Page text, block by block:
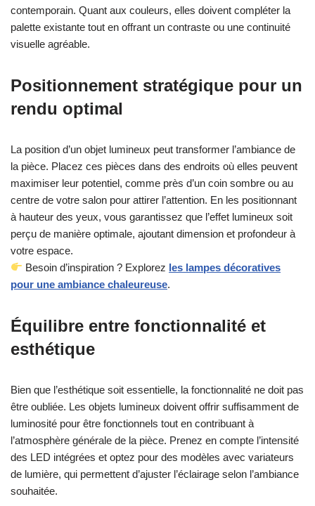
contemporain. Quant aux couleurs, elles doivent compléter la
palette existante tout en offrant un contraste ou une continuité
visuelle agréable.
Positionnement stratégique pour un
rendu optimal
La position d’un objet lumineux peut transformer l’ambiance de
la pièce. Placez ces pièces dans des endroits où elles peuvent
maximiser leur potentiel, comme près d’un coin sombre ou au
centre de votre salon pour attirer l’attention. En les positionnant
à hauteur des yeux, vous garantissez que l’effet lumineux soit
perçu de manière optimale, ajoutant dimension et profondeur à
votre espace.
Besoin d’inspiration ? Explorez les lampes décoratives
pour une ambiance chaleureuse.
Équilibre entre fonctionnalité et
esthétique
Bien que l’esthétique soit essentielle, la fonctionnalité ne doit pas
être oubliée. Les objets lumineux doivent offrir suffisamment de
luminosité pour être fonctionnels tout en contribuant à
l’atmosphère générale de la pièce. Prenez en compte l’intensité
des LED intégrées et optez pour des modèles avec variateurs
de lumière, qui permettent d’ajuster l’éclairage selon l’ambiance
souhaitée.